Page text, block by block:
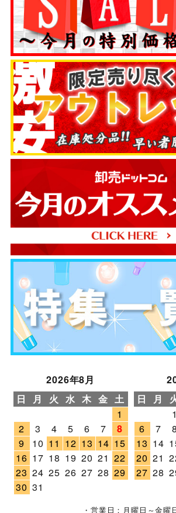
2026年8月
日
月 火 水 木 金 土
1
2
3 4 5 6 7
8
9
10 11 12 13 14 15
16 17 18 19 20 21 22
23 24 25 26 27 28 29
30 31
日
月
1
6
7 8
13 14
20 21
27 28
・営業日：月曜日～金曜